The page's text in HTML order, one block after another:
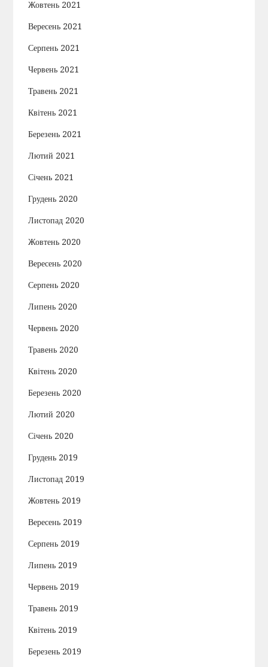
Жовтень 2021
Вересень 2021
Серпень 2021
Червень 2021
Травень 2021
Квітень 2021
Березень 2021
Лютий 2021
Січень 2021
Грудень 2020
Листопад 2020
Жовтень 2020
Вересень 2020
Серпень 2020
Липень 2020
Червень 2020
Травень 2020
Квітень 2020
Березень 2020
Лютий 2020
Січень 2020
Грудень 2019
Листопад 2019
Жовтень 2019
Вересень 2019
Серпень 2019
Липень 2019
Червень 2019
Травень 2019
Квітень 2019
Березень 2019